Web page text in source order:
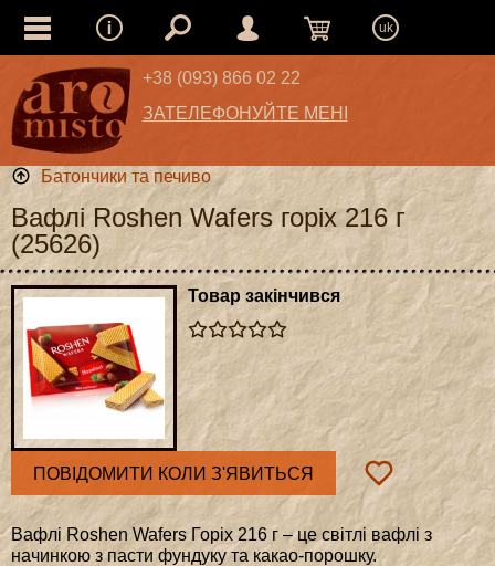
uk
+38 (093) 866 02 22
ЗАТЕЛЕФОНУЙТЕ МЕНІ
Батончики та печиво
Вафлі Roshen Wafers горіх 216 г
(25626)
Товар закінчився
ПОВІДОМИТИ КОЛИ З'ЯВИТЬСЯ
Вафлі Roshen Wafers Горіх 216 г – це світлі вафлі з
начинкою з пасти фундуку та какао-порошку.